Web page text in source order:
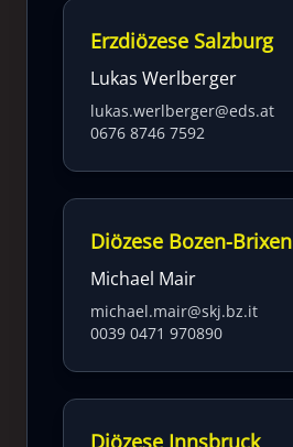
Erzdiözese Salzburg
Lukas Werlberger
lukas.werlberger@eds.at
0676 8746 7592
Diözese Bozen-Brixen
Michael Mair
michael.mair@skj.bz.it
0039 0471 970890